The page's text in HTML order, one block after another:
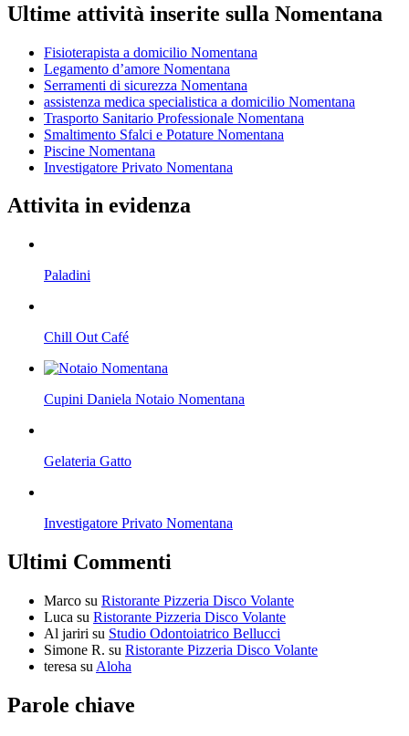
Ultime attività inserite sulla Nomentana
Fisioterapista a domicilio Nomentana
Legamento d’amore Nomentana
Serramenti di sicurezza Nomentana
assistenza medica specialistica a domicilio Nomentana
Trasporto Sanitario Professionale Nomentana
Smaltimento Sfalci e Potature Nomentana
Piscine Nomentana
Investigatore Privato Nomentana
Attivita in evidenza
Paladini
Chill Out Café
Cupini Daniela Notaio Nomentana
Gelateria Gatto
Investigatore Privato Nomentana
Ultimi Commenti
Marco su Ristorante Pizzeria Disco Volante
Luca su Ristorante Pizzeria Disco Volante
Al jariri su Studio Odontoiatrico Bellucci
Simone R. su Ristorante Pizzeria Disco Volante
teresa su Aloha
Parole chiave